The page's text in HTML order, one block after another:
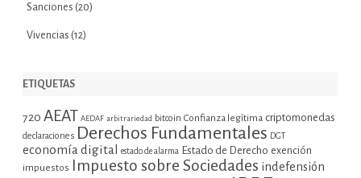
Sanciones (20)
Vivencias (12)
ETIQUETAS
720 AEAT AEDAF arbitrariedad bitcoin Confianza legítima criptomonedas
declaraciones Derechos Fundamentales DGT
economía digital estado de alarma Estado de Derecho exención
impuestos Impuesto sobre Sociedades indefensión